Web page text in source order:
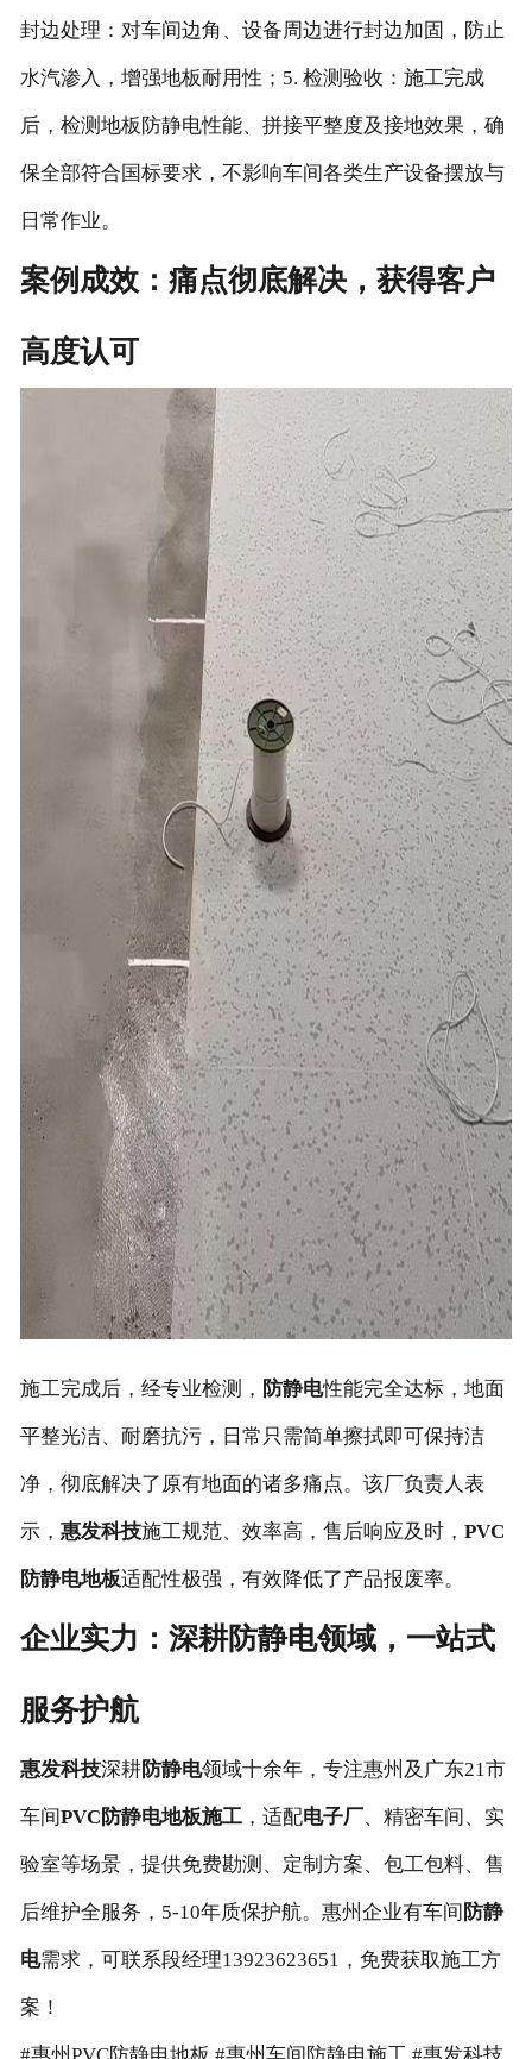
封边处理：对车间边角、设备周边进行封边加固，防止
水汽渗入，增强地板耐用性；5. 检测验收：施工完成
后，检测地板防静电性能、拼接平整度及接地效果，确
保全部符合国标要求，不影响车间各类生产设备摆放与
日常作业。
案例成效：痛点彻底解决，获得客户
高度认可
施工完成后，经专业检测， 防静电性能完全达标，地面
平整光洁、耐磨抗污，日常只需简单擦拭即可保持洁
净，彻底解决了原有地面的诸多痛点。该厂负责人表
示， 惠发科技施工规范、效率高，售后响应及时， PVC
防静电地板适配性极强，有效降低了产品报废率。
企业实力：深耕防静电领域，一站式
服务护航
惠发科技深耕防静电领域十余年，专注惠州及广东21市
车间PVC防静电地板施工，适配电子厂、精密车间、实
验室等场景，提供免费勘测、定制方案、包工包料、售
后维护全服务，5-10年质保护航。惠州企业有车间 防静
电需求，可联系段经理13923623651，免费获取施工方
案！